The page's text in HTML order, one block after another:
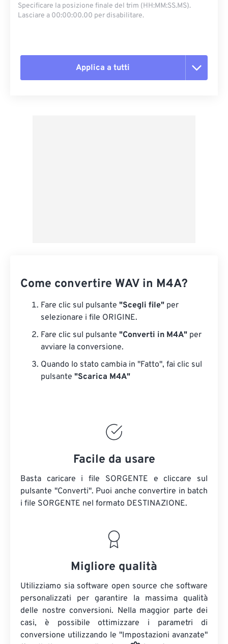
Specificare la posizione finale del trim (HH:MM:SS.MS).
Lasciare a 00:00:00.00 per disabilitare.
Applica a tutti
Come convertire WAV in M4A?
Fare clic sul pulsante "Scegli file" per
selezionare i file ORIGINE.
Fare clic sul pulsante "Converti in M4A" per
avviare la conversione.
Quando lo stato cambia in "Fatto", fai clic sul
pulsante "Scarica M4A"
Facile da usare
Basta caricare i file SORGENTE e cliccare sul
pulsante "Converti". Puoi anche convertire in batch
i file SORGENTE nel formato DESTINAZIONE.
Migliore qualità
Utilizziamo sia software open source che software
personalizzati per garantire la massima qualità
delle nostre conversioni. Nella maggior parte dei
casi, è possibile ottimizzare i parametri di
conversione utilizzando le "Impostazioni avanzate"